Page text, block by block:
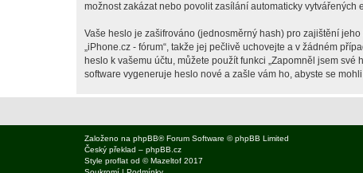
možnost zakázat nebo povolit zasílání automaticky vytvářených
Vaše heslo je zašifrováno (jednosměrný hash) pro zajištění
„iPhone.cz - fórum“, takže jej pečlivě uchovejte a v žádném
heslo k vašemu účtu, můžete použít funkci „Zapomněl jsem
software vygeneruje heslo nové a zašle vám ho, abyste se
Založeno na phpBB® Forum Software © phpBB Limited
Český překlad – phpBB.cz
Style proflat od ©Mazeltof 2017